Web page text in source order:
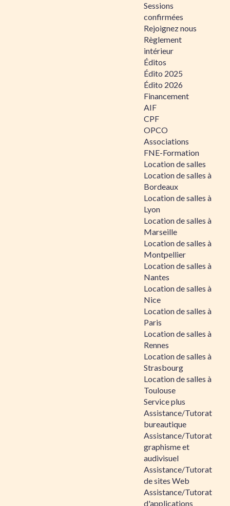
Sessions
confirmées
Rejoignez nous
Règlement
intérieur
Éditos
Édito 2025
Édito 2026
Financement
AIF
CPF
OPCO
Associations
FNE-Formation
Location de salles
Location de salles à
Bordeaux
Location de salles à
Lyon
Location de salles à
Marseille
Location de salles à
Montpellier
Location de salles à
Nantes
Location de salles à
Nice
Location de salles à
Paris
Location de salles à
Rennes
Location de salles à
Strasbourg
Location de salles à
Toulouse
Service plus
Assistance/Tutorat
bureautique
Assistance/Tutorat
graphisme et
audivisuel
Assistance/Tutorat
de sites Web
Assistance/Tutorat
d'applications